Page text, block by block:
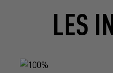
LES